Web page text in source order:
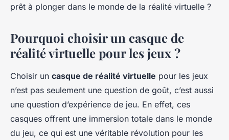
prêt à plonger dans le monde de la réalité virtuelle ?
Pourquoi choisir un casque de
réalité virtuelle pour les jeux ?
Choisir un casque de réalité virtuelle pour les jeux
n’est pas seulement une question de goût, c’est aussi
une question d’expérience de jeu. En effet, ces
casques offrent une immersion totale dans le monde
du jeu, ce qui est une véritable révolution pour les